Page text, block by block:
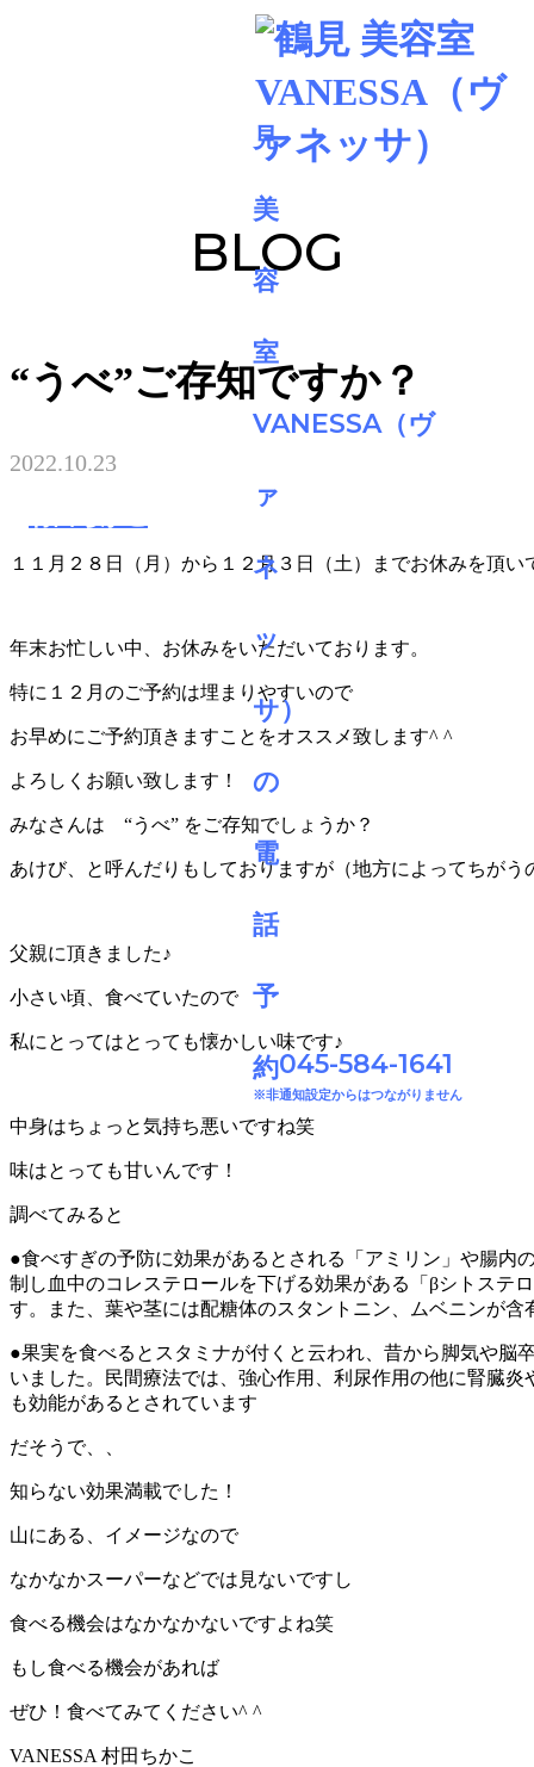
045-584-1641
※非通知設定からはつながりません
BLOG
“うべ”ご存知ですか？
2022.10.23
１１月２８日（月）から１２月３日（土）までお休みを頂い
年末お忙しい中、お休みをいただいております。
特に１２月のご予約は埋まりやすいので
お早めにご予約頂きますことをオススメ致します^ ^
よろしくお願い致します！
みなさんは “うべ” をご存知でしょうか？
あけび、と呼んだりもしておりますが（地方によってちがう
父親に頂きました♪
小さい頃、食べていたので
私にとってはとっても懐かしい味です♪
中身はちょっと気持ち悪いですね笑
味はとっても甘いんです！
調べてみると
●食べすぎの予防に効果があるとされる「アミリン」や腸内
制し血中のコレステロールを下げる効果がある「βシトステ
す。また、葉や茎には配糖体のスタントニン、ムベニンが含
●果実を食べるとスタミナが付くと云われ、昔から脚気や脳
いました。民間療法では、強心作用、利尿作用の他に腎臓炎
も効能があるとされています
だそうで、、
知らない効果満載でした！
山にある、イメージなので
なかなかスーパーなどでは見ないですし
食べる機会はなかなかないですよね笑
もし食べる機会があれば
ぜひ！食べてみてください^ ^
VANESSA 村田ちかこ